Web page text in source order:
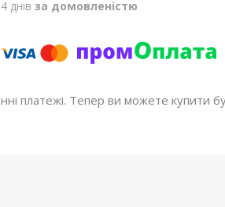
днів за домовленістю
платежі. Тепер ви можете купити